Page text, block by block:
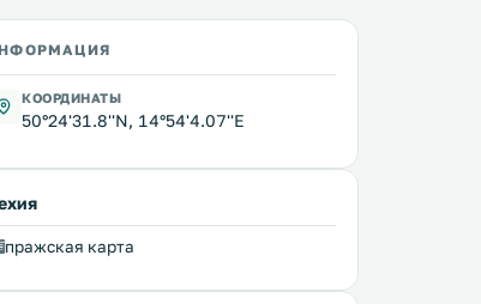
КООРДИНАТЫ
50°24'31.8''N, 14°54'4.07''E
пражская карта